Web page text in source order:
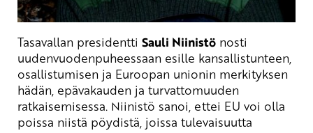
Tasavallan presidentti Sauli Niinistö nosti
uudenvuodenpuheessaan esille kansallistunteen,
osallistumisen ja Euroopan unionin merkityksen
hädän, epävakauden ja turvattomuuden
ratkaisemisessa. Niinistö sanoi, ettei EU voi olla
poissa niistä pöydistä, joissa tulevaisuutta